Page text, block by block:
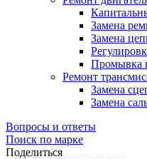
Замена
Замена
Промывка
Ремонт
Замена
Замена
Вопросы и ответы
Поиск по марке
Поделиться